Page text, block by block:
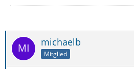
michaelb
Mitglied